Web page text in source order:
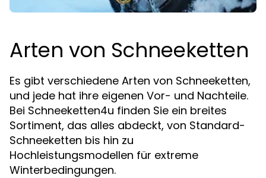
Arten von Schneeketten
Es gibt verschiedene Arten von Schneeketten,
und jede hat ihre eigenen Vor- und Nachteile.
Bei Schneeketten4u finden Sie ein breites
Sortiment, das alles abdeckt, von Standard-
Schneeketten bis hin zu
Hochleistungsmodellen für extreme
Winterbedingungen.